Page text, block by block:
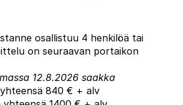
osallistuu 4 henkilöä tai
on seuraavan portaikon
12.8.2026 saakka
840 € + alv